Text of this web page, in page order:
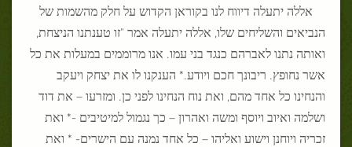
אללה יתעלה דיווח לנו בקוראן הקדוש על חלק מהשמות של
הנביאים והשליחים שלו, אללה יתעלה אמר "זו טענתנו הניצחת,
ואותה נתנו לאברהם כנגד בני עמו. אנו מרוממים במעלות את כל
אשר נחופץ. ריבונך חכם ויודע.* הענקנו לו את יצחק ויעקב
והנחינו כל אחד מהם, ואת נוח הנחינו לפני כן. ומזרעו – את דוד
ושלמה ואיוב ויוסף ומשה ואהרון – כך נגמול למיטיבים -* ואת
זכריה ויוחנן וישוע ואליהו – כל אחד נמנה עם הישרים- * ואת